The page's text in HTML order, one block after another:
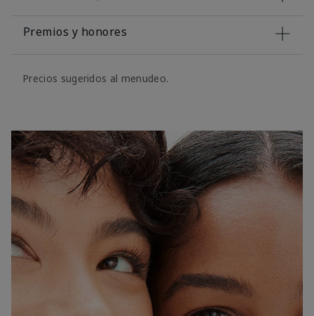
Premios y honores
Precios sugeridos al menudeo.